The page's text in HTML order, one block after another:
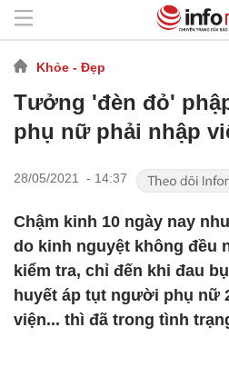
Khỏe - Đẹp
Tưởng 'đèn đỏ'
phụ nữ phải nhập
28/05/2021 - 14:37
Chậm kinh 10 ngày nay
do kinh nguyệt không đều
kiểm tra, chỉ đến khi đau
huyết áp tụt người phụ nữ
viện... thì đã trong tình